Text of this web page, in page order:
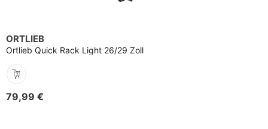
ORTLIEB
Ortlieb Quick Rack Light 26/29 Zoll
79,99 €